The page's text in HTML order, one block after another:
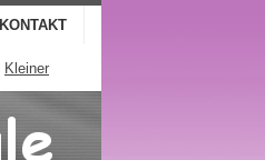
KONTAKT
Kleiner